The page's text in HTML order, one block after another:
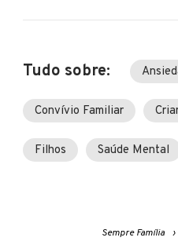
Tudo sobre:
Convívio Familiar
Filhos Saúde Mental
Sempre Família